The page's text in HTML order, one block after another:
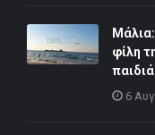
φίλη
6